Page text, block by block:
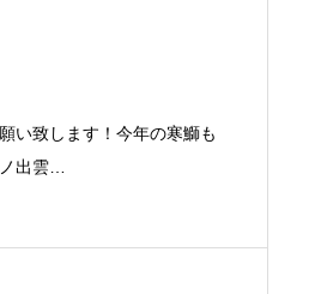
い致します！今年の寒鰤も
出雲…